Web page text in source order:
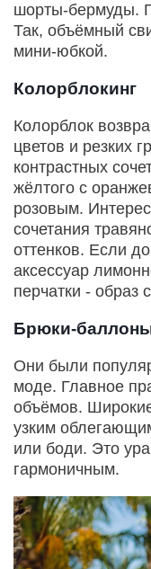
шорты-бермуды.
Так, объёмный
мини-юбкой.
Колорблокинг
Колорблок
цветов и резких
контрастных
жёлтого с
розовым.
сочетания
оттенков. Если
аксессуар
перчатки - образ
Брюки-
Они были
моде. Главное
объёмов.
узким
или боди. Это
гармоничным.